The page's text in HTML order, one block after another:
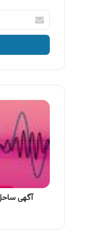
آدرس
ایمیل
خود
وارد
آگهی
،
فروش
فوق
العاده
مبلمان
کودک
آگهی